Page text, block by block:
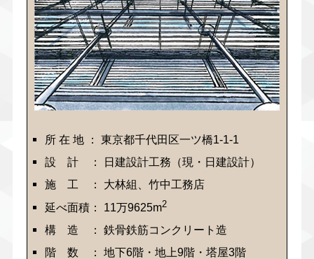
所 在 地 ： 東京都千代田区一ツ橋1-1-1
設 計 ： 日建設計工務（現・日建設計）
施 工 ： 大林組、竹中工務店
延べ面積： 11万9625m2
構 造 ： 鉄骨鉄筋コンクリート造
階 数 ： 地下6階・地上9階・塔屋3階